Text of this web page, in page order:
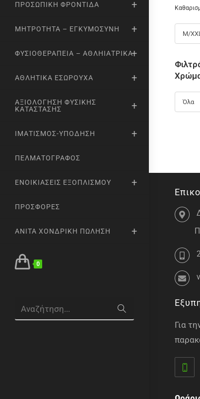
ΠΡΟΣΩΠΙΚΉ ΦΡΟΝΤΊΔΑ
ΜΗΤΡΌΤΗΤΑ – ΕΓΚΥΜΟΣΎΝΗ
ΦΥΣΙΟΘΕΡΑΠΕΊΑ – ΑΘΛΗΙΑΤΡΙΚΆ
ΑΘΛΗΤΙΚΆ ΕΣΏΡΟΥΧΑ
ΑΞΙΟΛΌΓΗΣΗ ΦΥΣΙΚΉΣ
ΚΑΤΆΣΤΑΣΗΣ
ΙΜΑΤΙΣΜΌΣ-ΥΠΌΔΗΣΗ
ΠΕΛΜΑΤΟΓΡΆΦΟΣ
ΕΝΟΙΚΙΆΣΕΙΣ ΕΞΟΠΛΙΣΜΟΎ
ΠΡΟΣΦΟΡΈΣ
ANITA ΧΟΝΔΡΙΚΉ ΠΏΛΗΣΗ
0
Αναζήτηση...
M/
Όλα
Για